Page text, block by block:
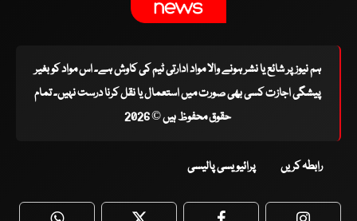
ہم نیوز پر شائع یا نشر ہونے والا مواد ادارتی ٹیم کی کاوش ہے۔ اس مواد کو بغیر
پیشگی اجازت کسی بھی صورت میں استعمال یا نقل کرنا درست نہیں۔ تمام
حقوق محفوظ ہیں © 2026
رابطہ کریں پرائیویسی پالیسی